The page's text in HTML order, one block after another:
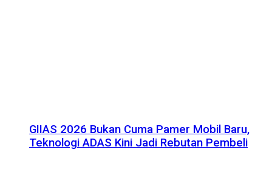
GIIAS 2026 Bukan Cuma Pamer Mobil Baru,
Teknologi ADAS Kini Jadi Rebutan Pembeli